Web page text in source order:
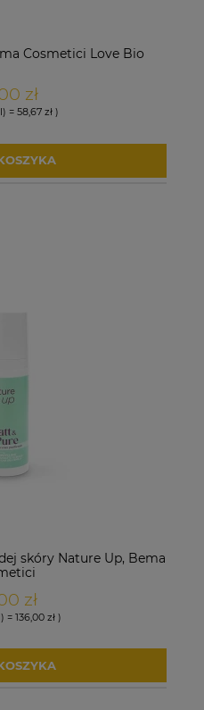
Cosmetici Love Bio
zł
= 58,67 zł )
skóry Nature Up, Bema
zł
= 136,00 zł )